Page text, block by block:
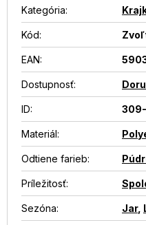
Kategória:
Kód:
EAN:
Dostupnosť:
ID: 309-
Materiál:
Odtiene farieb:
Príležitosť:
Sezóna: Jar,